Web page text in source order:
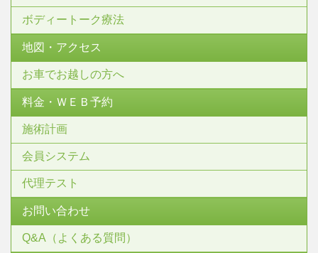
ボディートーク療法
地図・アクセス
お車でお越しの方へ
料金・ＷＥＢ予約
施術計画
会員システム
代理テスト
お問い合わせ
Q&A（よくある質問）